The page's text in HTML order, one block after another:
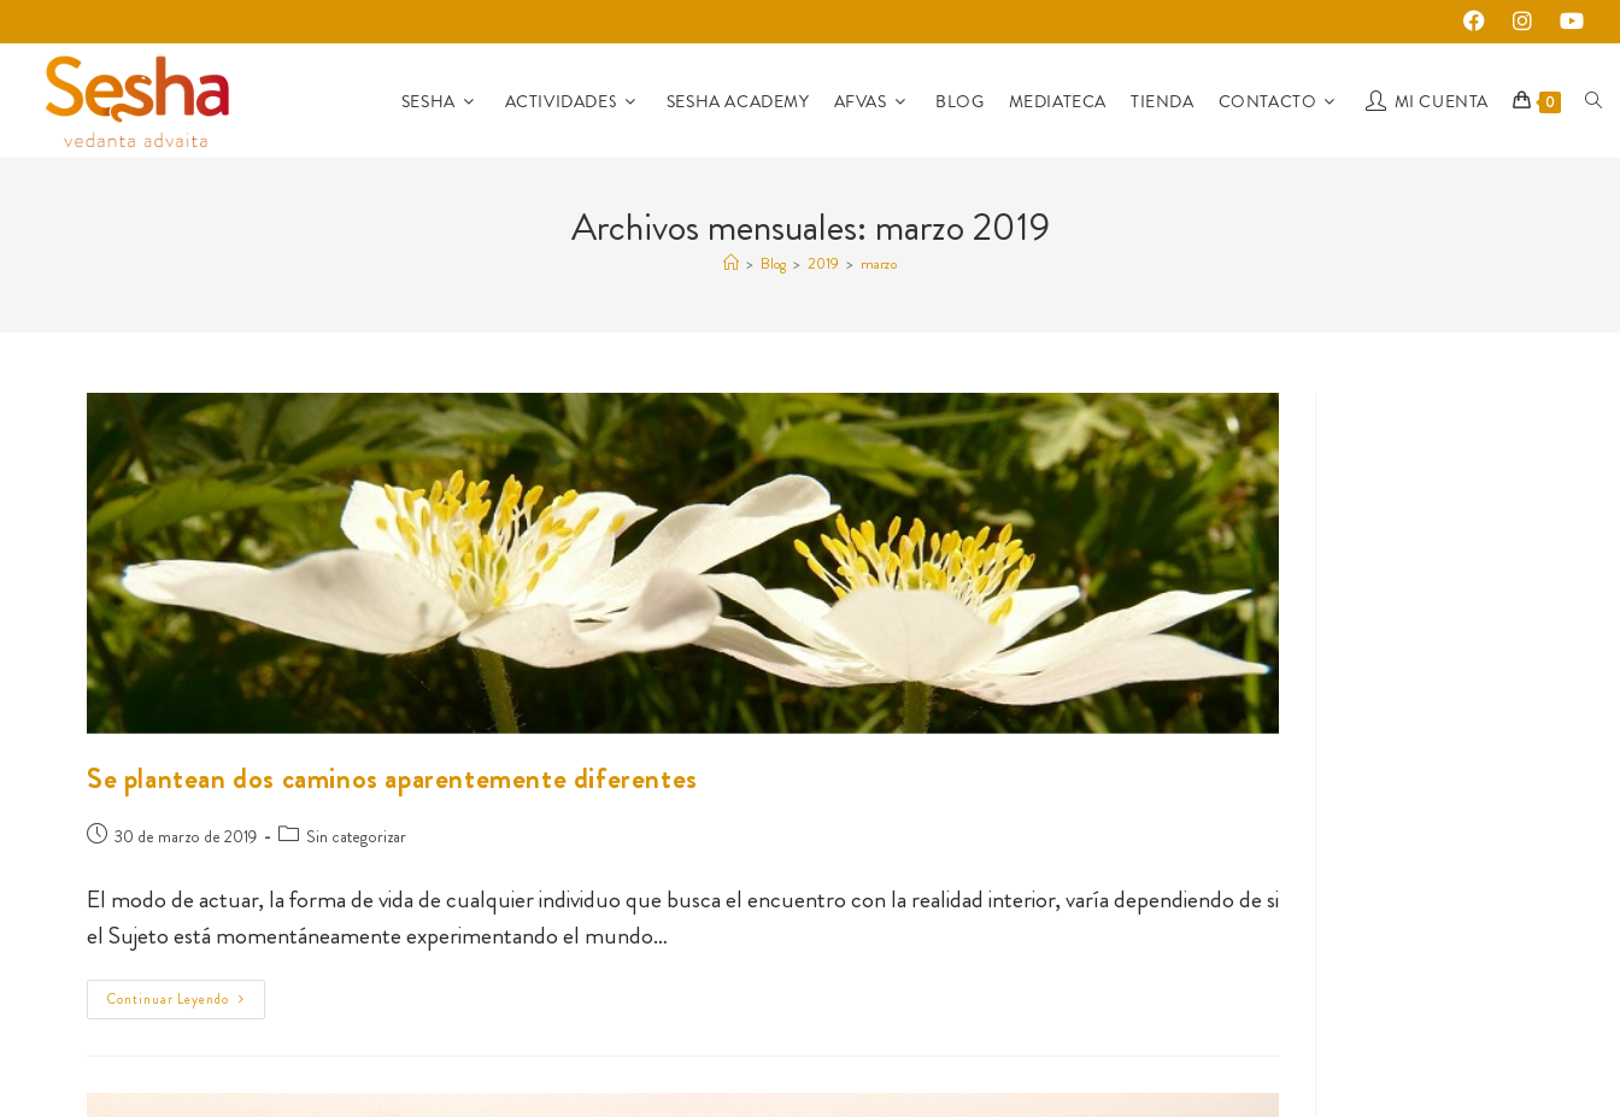
SESHA ACTIVIDADES SESHA ACADEMY AFVAS BLOG MEDIATECA TIENDA CONTACTO MI CUENTA 0
Archivos mensuales: marzo 2019
> Blog > 2019 > marzo
Se plantean dos caminos aparentemente diferentes
30 de marzo de 2019 Sin categorizar
El modo de actuar, la forma de vida de cualquier individuo que busca el encuentro con la realidad interior, varía dependiendo de si
el Sujeto está momentáneamente experimentando el mundo…
Continuar Leyendo